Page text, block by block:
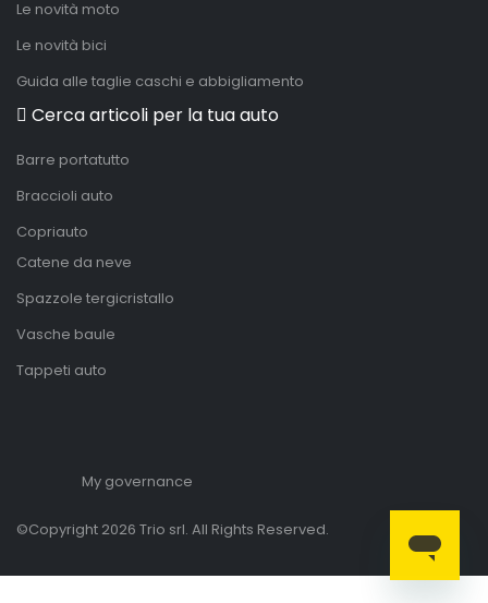
Le novità moto
Le novità bici
Guida alle taglie caschi e abbigliamento
Cerca articoli per la tua auto
Barre portatutto
Braccioli auto
Copriauto
Catene da neve
Spazzole tergicristallo
Vasche baule
Tappeti auto
My governance
©Copyright 2026 Trio srl. All Rights Reserved.